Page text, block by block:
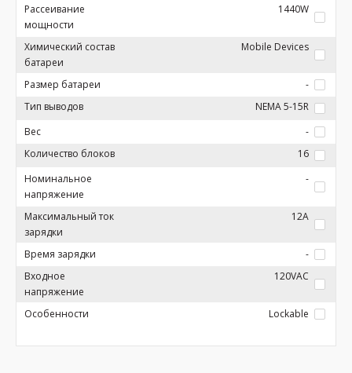
Рассеивание
мощности
1440W
Химический состав
батареи
Mobile Devices
Размер батареи
-
Тип выводов
NEMA 5-15R
Вес
-
Количество блоков
16
Номинальное
напряжение
-
Максимальный ток
зарядки
12A
Время зарядки
-
Входное
напряжение
120VAC
Особенности Lockable